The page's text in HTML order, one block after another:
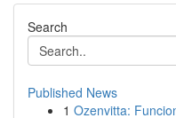
Search
Published News
1 Ozenvitta: